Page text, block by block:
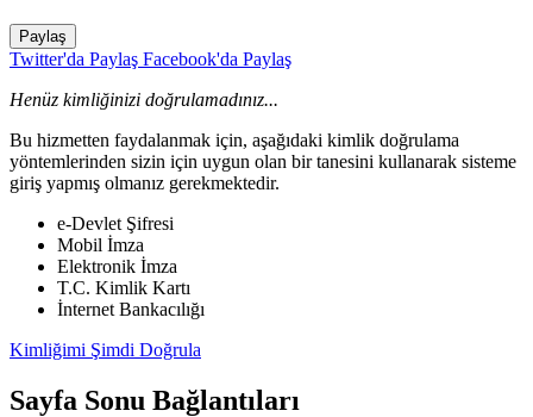
Paylaş
Twitter'da Paylaş Facebook'da Paylaş
Henüz kimliğinizi doğrulamadınız...
Bu hizmetten faydalanmak için, aşağıdaki kimlik doğrulama
yöntemlerinden sizin için uygun olan bir tanesini kullanarak sisteme
giriş yapmış olmanız gerekmektedir.
e-Devlet Şifresi
Mobil İmza
Elektronik İmza
T.C. Kimlik Kartı
İnternet Bankacılığı
Kimliğimi Şimdi Doğrula
Sayfa Sonu Bağlantıları